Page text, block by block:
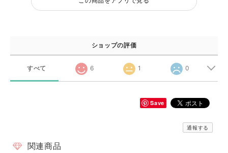
ショップの評価
すべて 6 1 0
Save
通報する
関連商品